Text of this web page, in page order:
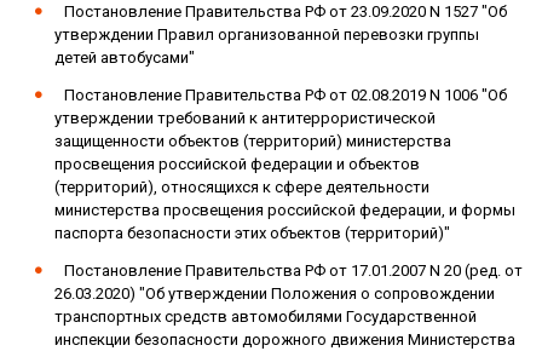
Постановление Правительства РФ от 23.09.2020 N 1527 "Об
утверждении Правил организованной перевозки группы
детей автобусами"
Постановление Правительства РФ от 02.08.2019 N 1006 "Об
утверждении требований к антитеррористической
защищенности объектов (территорий) министерства
просвещения российской федерации и объектов
(территорий), относящихся к сфере деятельности
министерства просвещения российской федерации, и формы
паспорта безопасности этих объектов (территорий)"
Постановление Правительства РФ от 17.01.2007 N 20 (ред. от
26.03.2020) "Об утверждении Положения о сопровождении
транспортных средств автомобилями Государственной
инспекции безопасности дорожного движения Министерства